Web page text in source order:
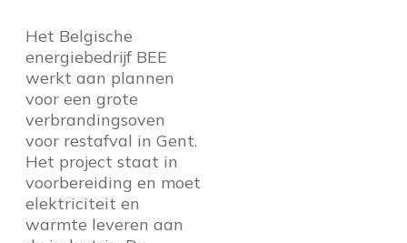
Het Belgische
energiebedrijf BEE
werkt aan plannen
voor een grote
verbrandingsoven
voor restafval in Gent.
Het project staat in
voorbereiding en moet
elektriciteit en
warmte leveren aan